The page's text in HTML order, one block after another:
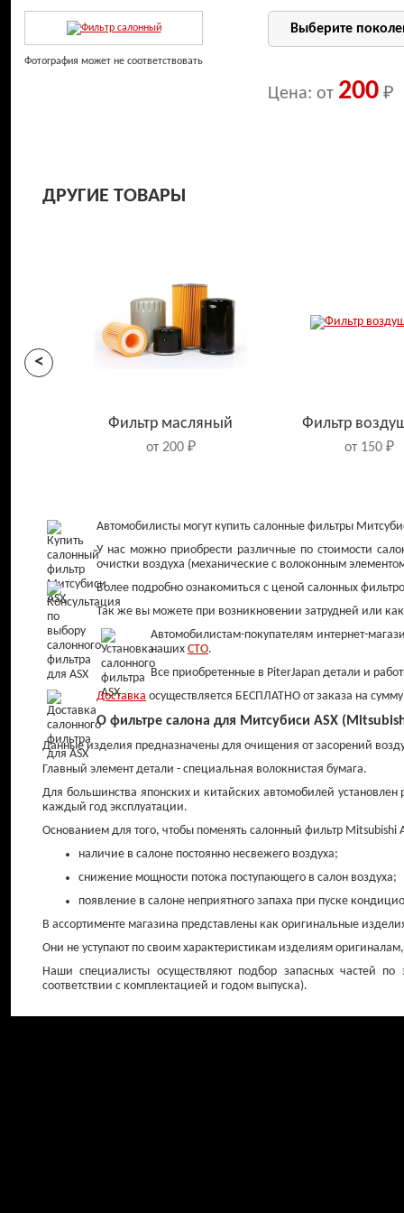
Фотография может не соответствовать
Цена: от 200 ₽
ДРУГИЕ ТОВАРЫ
<
Фильтр масляный
от 200 ₽
Фильтр
от 150 ₽
Колодки тормозные
Диски
Амортизаторы
передние
Амортизаторы
Автомобилисты могут купить салонные фильтры
У нас можно приобрести различные по стоимости
очистки воздуха (механические с волоконным
Более подробно ознакомиться с ценой салонных
Так же вы можете при возникновении затрудней или
Автомобилистам-покупателям интернет-
наших СТО.
Все приобретенные в PiterJapan детали и
Доставка осуществляется БЕСПЛАТНО от заказа на
О фильтре салона для Митсубиси ASX
Данные изделия предназначены для очищения от засорений
Главный элемент детали - специальная волокнистая бумага.
Для большинства японских и китайских автомобилей
каждый год эксплуатации.
Основанием для того, чтобы поменять салонный фильтр Mitsubishi
наличие в салоне постоянно несвежего воздуха;
снижение мощности потока поступающего в салон воздуха;
появление в салоне неприятного запаха при пуске
В ассортименте магазина представлены как оригинальные
Они не уступают по своим характеристикам изделиям
Наши специалисты осуществляют подбор запасных частей
соответствии с комплектацией и годом выпуска).